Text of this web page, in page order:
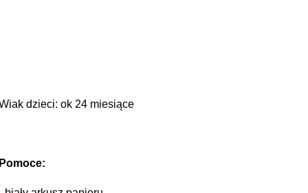
dzieci: ok 24 miesiące